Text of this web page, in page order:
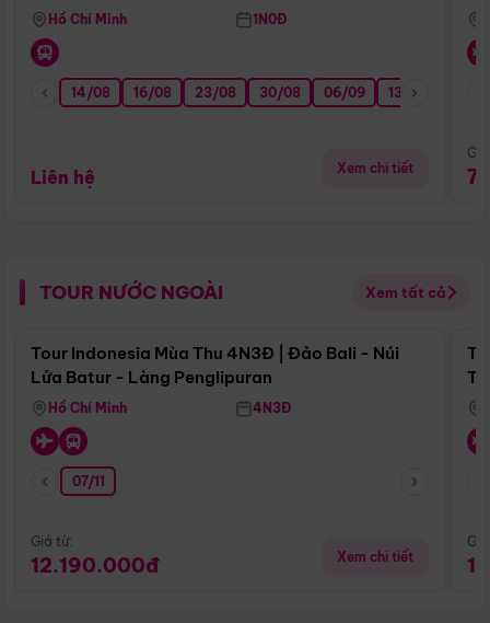
Hồ Chí Minh 1N0Đ
14/08 16/08 23/08 30/08 06/09 13/09
Liên hệ Xem chi tiết
TOUR NƯỚC NGOÀI Xem tất cả
Điểm nổi bật
Tour Indonesia Mùa Thu 4N3Đ | Đảo Bali - Núi
Lửa Batur - Làng Penglipuran
Hồ Chí Minh 4N3Đ
07/11
Giá từ:
12.190.000đ Xem chi tiết